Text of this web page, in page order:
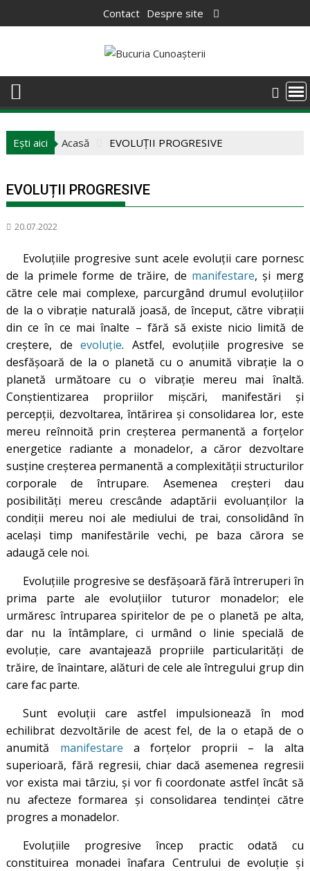
to
Contact Despre site
Ești aici Acasă EVOLUȚII PROGRESIVE
EVOLUȚII PROGRESIVE
20.07.2022
Evoluțiile progresive sunt acele evoluții care pornesc
de la primele forme de trăire, de manifestare, și merg
către cele mai complexe, parcurgând drumul evoluțiilor
de la o vibrație naturală joasă, de început, către vibrații
din ce în ce mai înalte – fără să existe nicio limită de
creștere, deevoluție. Astfel, evoluțiile progresive se
desfășoară de la o planetă cu o anumită vibrație la o
planetă următoare cu o vibrație mereu mai înaltă.
Conștientizarea propriilor mișcări, manifestări și
percepții, dezvoltarea, întărirea și consolidarea lor, este
mereu reînnoită prin creșterea permanentă a forțelor
energetice radiante a monadelor, a căror dezvoltare
susține creșterea permanentă a complexității structurilor
corporale de întrupare. Asemenea creșteri dau
posibilități mereu crescânde adaptării evoluanților la
condiții mereu noi ale mediului de trai, consolidând în
același timp manifestările vechi, pe baza cărora se
adaugă cele noi.
Evoluţiile progresive se desfăşoară fără întreruperi în
prima parte ale evoluţiilor tuturor monadelor; ele
urmăresc întruparea spiritelor de pe o planetă pe alta,
dar nu la întâmplare, ci urmând o linie specială de
evoluţie, care avantajează propriile particularităţi de
trăire, de înaintare, alături de cele ale întregului grup din
care fac parte.
Sunt evoluţii care astfel impulsionează în mod
echilibrat dezvoltările de acest fel, de la o etapă de o
anumită manifestare a forţelor proprii – la alta
superioară, fără regresii, chiar dacă asemenea regresii
vor exista mai târziu, şi vor fi coordonate astfel încât să
nu afecteze formarea şi consolidarea tendinţei către
progres a monadelor.
Evoluţiile progresive încep practic odată cu
constituirea monadei înafara Centrului de evoluţie şi